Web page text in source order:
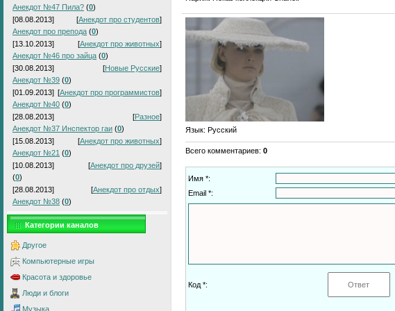
Анекдот №47 Пила? (0)
[08.08.2013]
[Анекдот про студентов]
Анекдот про препода (0)
[13.10.2013]
[Анекдот про животных]
Анекдот №46 про зайца (0)
[30.08.2013]
[Новые Русские]
Анекдот №39 (0)
[01.09.2013] [Анекдот про программистов]
Анекдот №40 (0)
[28.08.2013]
[Разное]
Анекдот №37 Инспектор гаи (0)
[15.08.2013]
[Анекдот про животных]
Анекдот №21 (0)
[10.08.2013]
[Анекдот про друзей]
(0)
[28.08.2013]
[Анекдот про отдых]
Анекдот №38 (0)
Категории каналов
Другое
Компьютерные игры
Красота и здоровье
Люди и блоги
Музыка
Язык: Русский
Всего комментариев: 0
Имя *:
Email *:
Код *: